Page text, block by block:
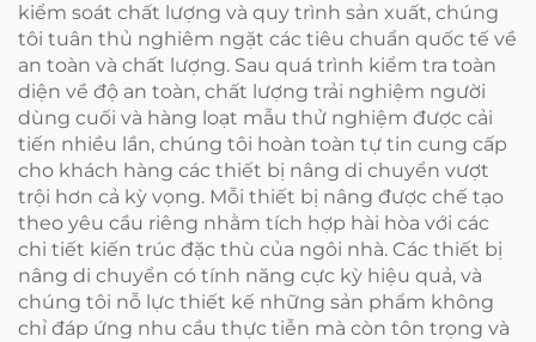
kiểm soát chất lượng và quy trình sản xuất, chúng
tôi tuân thủ nghiêm ngặt các tiêu chuẩn quốc tế về
an toàn và chất lượng. Sau quá trình kiểm tra toàn
diện về độ an toàn, chất lượng trải nghiệm người
dùng cuối và hàng loạt mẫu thử nghiệm được cải
tiến nhiều lần, chúng tôi hoàn toàn tự tin cung cấp
cho khách hàng các thiết bị nâng di chuyển vượt
trội hơn cả kỳ vọng. Mỗi thiết bị nâng được chế tạo
theo yêu cầu riêng nhằm tích hợp hài hòa với các
chi tiết kiến trúc đặc thù của ngôi nhà. Các thiết bị
nâng di chuyển có tính năng cực kỳ hiệu quả, và
chúng tôi nỗ lực thiết kế những sản phẩm không
chỉ đáp ứng nhu cầu thực tiễn mà còn tôn trọng và